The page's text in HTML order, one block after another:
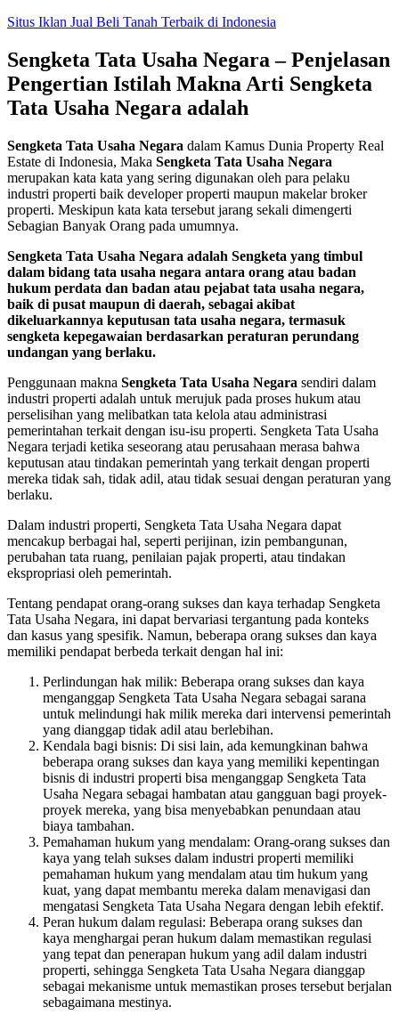
Skip
content
Situs Iklan Jual Beli Tanah Terbaik di Indonesia
Sengketa Tata Usaha Negara – Penjelasan
Pengertian Istilah Makna Arti Sengketa
Tata Usaha Negara adalah
Sengketa Tata Usaha Negara dalam Kamus Dunia Property Real
Estate di Indonesia, Maka Sengketa Tata Usaha Negara
merupakan kata kata yang sering digunakan oleh para pelaku
industri properti baik developer properti maupun makelar broker
properti. Meskipun kata kata tersebut jarang sekali dimengerti
Sebagian Banyak Orang pada umumnya.
Sengketa Tata Usaha Negara adalah Sengketa yang timbul
dalam bidang tata usaha negara antara orang atau badan
hukum perdata dan badan atau pejabat tata usaha negara,
baik di pusat maupun di daerah, sebagai akibat
dikeluarkannya keputusan tata usaha negara, termasuk
sengketa kepegawaian berdasarkan peraturan perundang
undangan yang berlaku.
Penggunaan makna Sengketa Tata Usaha Negara sendiri dalam
industri properti adalah untuk merujuk pada proses hukum atau
perselisihan yang melibatkan tata kelola atau administrasi
pemerintahan terkait dengan isu-isu properti. Sengketa Tata Usaha
Negara terjadi ketika seseorang atau perusahaan merasa bahwa
keputusan atau tindakan pemerintah yang terkait dengan properti
mereka tidak sah, tidak adil, atau tidak sesuai dengan peraturan yang
berlaku.
Dalam industri properti, Sengketa Tata Usaha Negara dapat
mencakup berbagai hal, seperti perijinan, izin pembangunan,
perubahan tata ruang, penilaian pajak properti, atau tindakan
ekspropriasi oleh pemerintah.
Tentang pendapat orang-orang sukses dan kaya terhadap Sengketa
Tata Usaha Negara, ini dapat bervariasi tergantung pada konteks
dan kasus yang spesifik. Namun, beberapa orang sukses dan kaya
memiliki pendapat berbeda terkait dengan hal ini:
Perlindungan hak milik: Beberapa orang sukses dan kaya
menganggap Sengketa Tata Usaha Negara sebagai sarana
untuk melindungi hak milik mereka dari intervensi pemerintah
yang dianggap tidak adil atau berlebihan.
Kendala bagi bisnis: Di sisi lain, ada kemungkinan bahwa
beberapa orang sukses dan kaya yang memiliki kepentingan
bisnis di industri properti bisa menganggap Sengketa Tata
Usaha Negara sebagai hambatan atau gangguan bagi proyek-
proyek mereka, yang bisa menyebabkan penundaan atau
biaya tambahan.
Pemahaman hukum yang mendalam: Orang-orang sukses dan
kaya yang telah sukses dalam industri properti memiliki
pemahaman hukum yang mendalam atau tim hukum yang
kuat, yang dapat membantu mereka dalam menavigasi dan
mengatasi Sengketa Tata Usaha Negara dengan lebih efektif.
Peran hukum dalam regulasi: Beberapa orang sukses dan
kaya menghargai peran hukum dalam memastikan regulasi
yang tepat dan penerapan hukum yang adil dalam industri
properti, sehingga Sengketa Tata Usaha Negara dianggap
sebagai mekanisme untuk memastikan proses tersebut berjalan
sebagaimana mestinya.